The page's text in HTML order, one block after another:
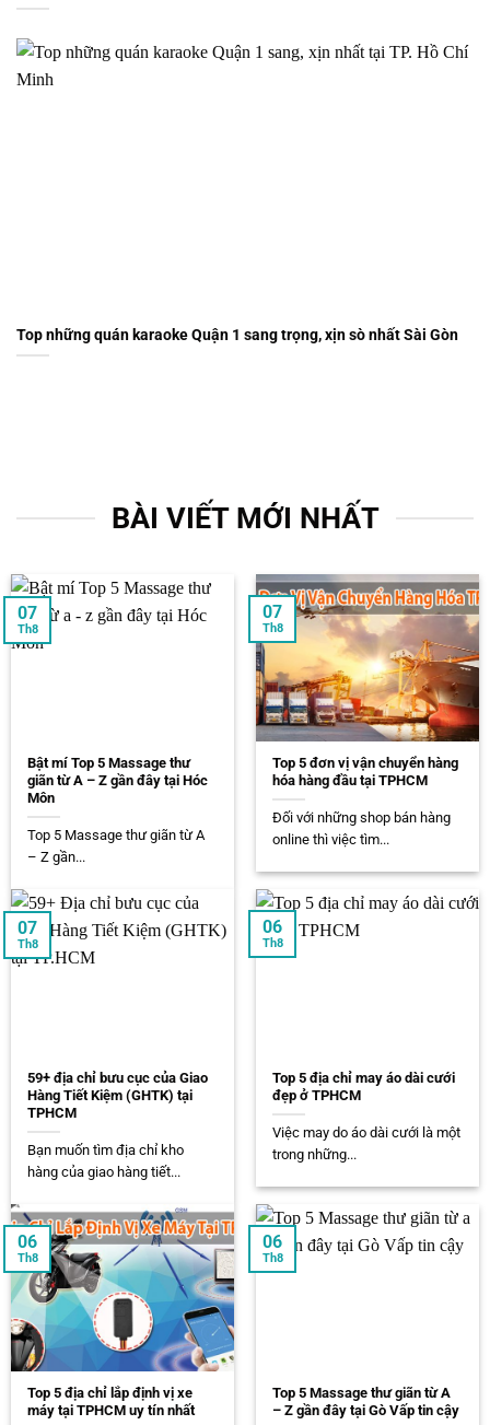
Top những quán karaoke Quận 1 sang trọng, xịn sò nhất Sài Gòn
BÀI VIẾT MỚI NHẤT
Bật mí Top 5 Massage thư
giãn từ A – Z gần đây tại Hóc
Môn
Top 5 Massage thư giãn từ A
– Z gần...
07
Th8
Top 5 đơn vị vận chuyển hàng
hóa hàng đầu tại TPHCM
Đối với những shop bán hàng
online thì việc tìm...
07
Th8
59+ địa chỉ bưu cục của Giao
Hàng Tiết Kiệm (GHTK) tại
TPHCM
Bạn muốn tìm địa chỉ kho
hàng của giao hàng tiết...
07
Th8
Top 5 địa chỉ may áo dài cưới
đẹp ở TPHCM
Việc may do áo dài cưới là một
trong những...
06
Th8
Top 5 địa chỉ lắp định vị xe
máy tại TPHCM uy tín nhất
06
Th8
Top 5 Massage thư giãn từ A
– Z gần đây tại Gò Vấp tin cậy
06
Th8